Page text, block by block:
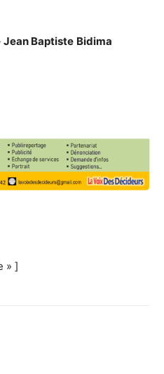
Jean Baptiste Bidima
» ]